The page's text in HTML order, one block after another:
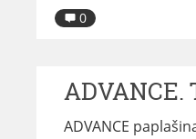
0
ADVANCE.
ADVANCE